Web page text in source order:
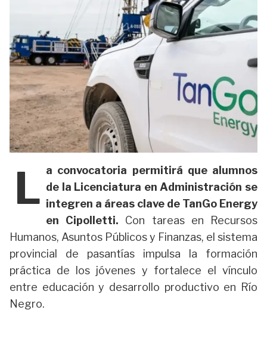
L a convocatoria permitirá que alumnos
de la Licenciatura en Administración se
integren a áreas clave de TanGo Energy
en Cipolletti. Con tareas en Recursos
Humanos, Asuntos Públicos y Finanzas, el sistema
provincial de pasantías impulsa la formación
práctica de los jóvenes y fortalece el vínculo
entre educación y desarrollo productivo en Río
Negro.